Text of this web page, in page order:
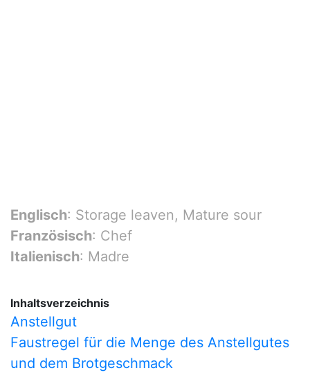
Englisch: Storage leaven, Mature sour
Französisch: Chef
Italienisch: Madre
Inhaltsverzeichnis
Anstellgut
Faustregel für die Menge des Anstellgutes
und dem Brotgeschmack